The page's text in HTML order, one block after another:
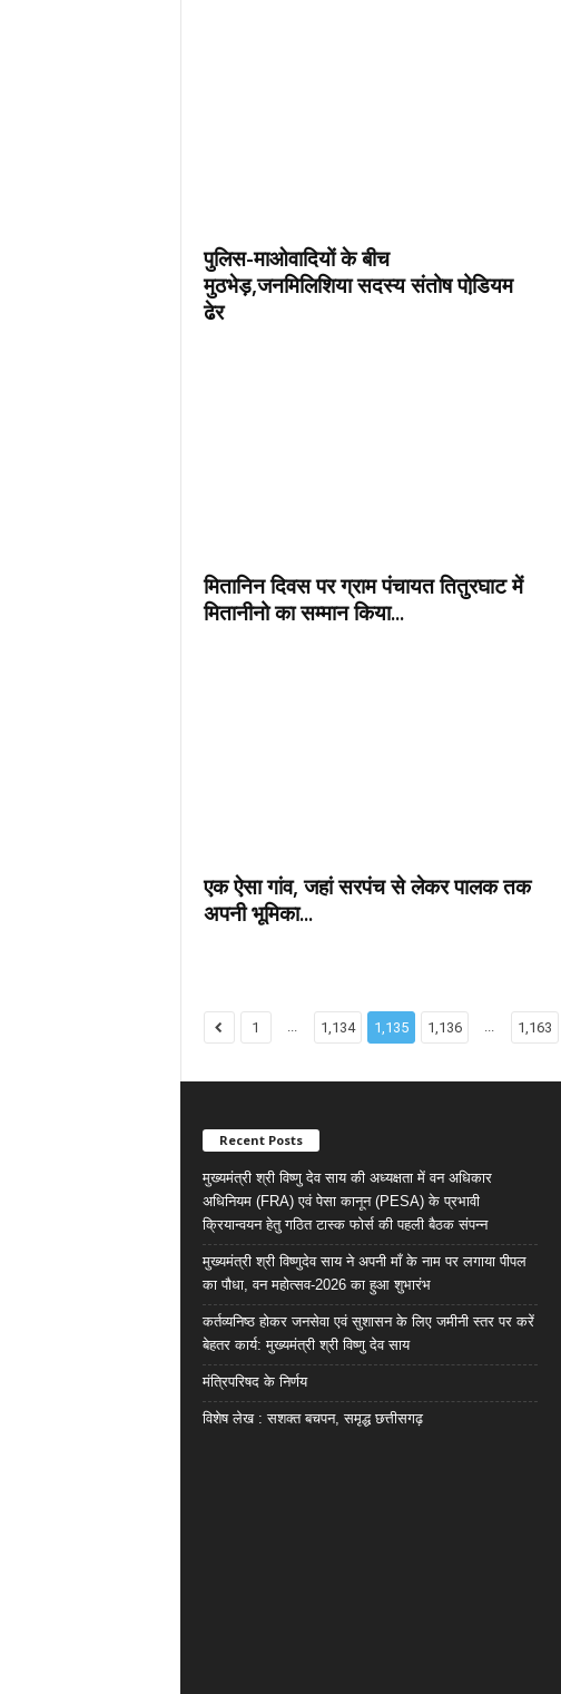
पुलिस-माओवादियों के बीच
मुठभेड़,जनमिलिशिया सदस्य संतोष पोडि़यम
ढेर
मितानिन दिवस पर ग्राम पंचायत तितुरघाट में
मितानीनो का सम्मान किया...
एक ऐसा गांव, जहां सरपंच से लेकर पालक तक
अपनी भूमिका...
1 ... 1,134 1,135 1,136 ... 1,163
Recent Posts
मुख्यमंत्री श्री विष्णु देव साय की अध्यक्षता में वन अधिकार
अधिनियम (FRA) एवं पेसा कानून (PESA) के प्रभावी
क्रियान्वयन हेतु गठित टास्क फोर्स की पहली बैठक संपन्न
मुख्यमंत्री श्री विष्णुदेव साय ने अपनी माँ के नाम पर लगाया पीपल
का पौधा, वन महोत्सव-2026 का हुआ शुभारंभ
कर्तव्यनिष्ठ होकर जनसेवा एवं सुशासन के लिए जमीनी स्तर पर करें
बेहतर कार्य: मुख्यमंत्री श्री विष्णु देव साय
मंत्रिपरिषद के निर्णय
विशेष लेख : सशक्त बचपन, समृद्ध छत्तीसगढ़